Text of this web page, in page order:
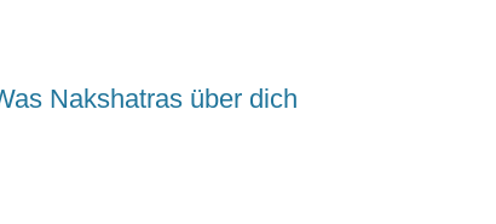
Nakshatras über dich